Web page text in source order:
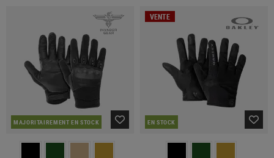
MAJORITAIREMENT EN STOCK
VENTE
EN STOCK